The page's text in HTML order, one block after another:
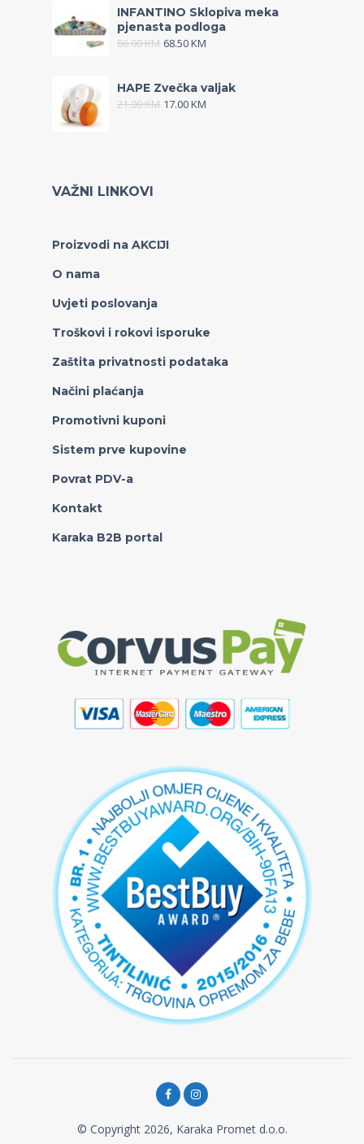
INFANTINO Sklopiva meka
pjenasta podloga
86.00KM 68.50KM
HAPE Zvečka valjak
21.00KM 17.00KM
VAŽNI LINKOVI
Proizvodi na AKCIJI
O nama
Uvjeti poslovanja
Troškovi i rokovi isporuke
Zaštita privatnosti podataka
Načini plaćanja
Promotivni kuponi
Sistem prve kupovine
Povrat PDV-a
Kontakt
Karaka B2B portal
© Copyright 2026, Karaka Promet d.o.o.